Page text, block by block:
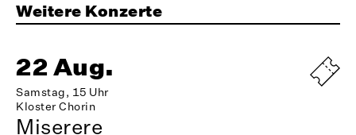
Weitere Konzerte
22 Aug.
Samstag, 15 Uhr
Kloster Chorin
Miserere